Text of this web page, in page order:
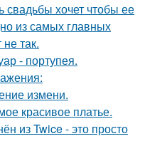
свадьбы хочет чтобы ее
из самых главных
так.
- портупея.
измени.
красивое платье.
из Twice - это просто